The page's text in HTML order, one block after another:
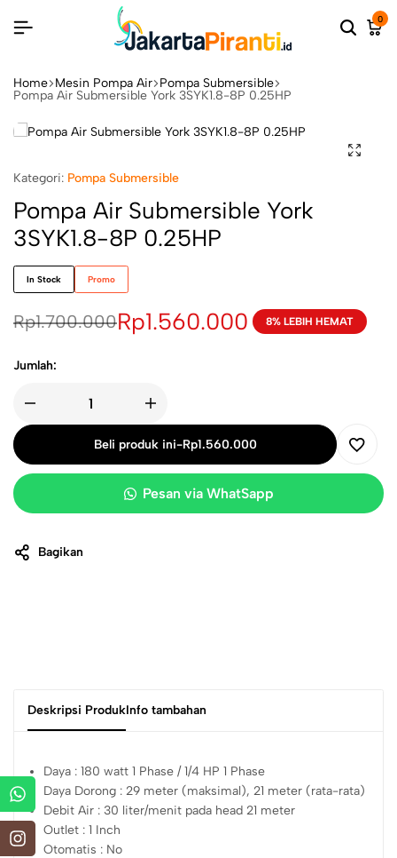
0
Home Mesin Pompa Air Pompa Submersible
Pompa Air Submersible York 3SYK1.8-8P 0.25HP
Kategori: Pompa Submersible
Pompa Air Submersible York
3SYK1.8-8P 0.25HP
In Stock Promo
Rp1.700.000Rp1.560.000 8% LEBIH HEMAT
Jumlah:
Beli produk ini-Rp1.560.000
Pesan via WhatSapp
Bagikan
Deskripsi ProdukInfo tambahan
Daya : 180 watt 1 Phase / 1/4 HP 1 Phase
Daya Dorong : 29 meter (maksimal), 21 meter (rata-rata)
Debit Air : 30 liter/menit pada head 21 meter
Outlet : 1 Inch
Otomatis : No